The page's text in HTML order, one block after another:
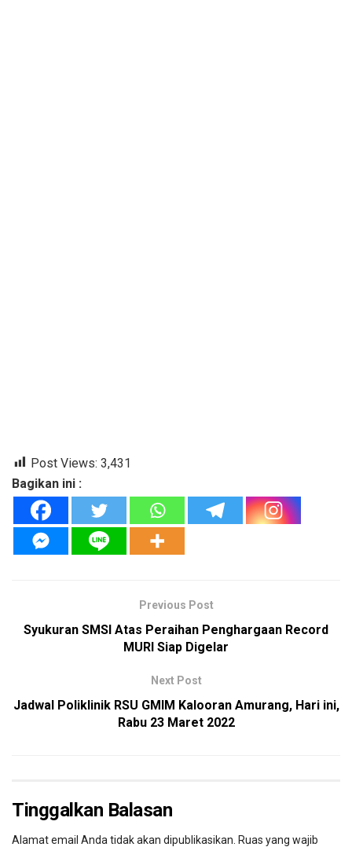
Post Views: 3,431
Bagikan ini :
Previous Post
Syukuran SMSI Atas Peraihan Penghargaan Record
MURI Siap Digelar
Next Post
Jadwal Poliklinik RSU GMIM Kalooran Amurang, Hari ini,
Rabu 23 Maret 2022
Tinggalkan Balasan
Alamat email Anda tidak akan dipublikasikan. Ruas yang wajib